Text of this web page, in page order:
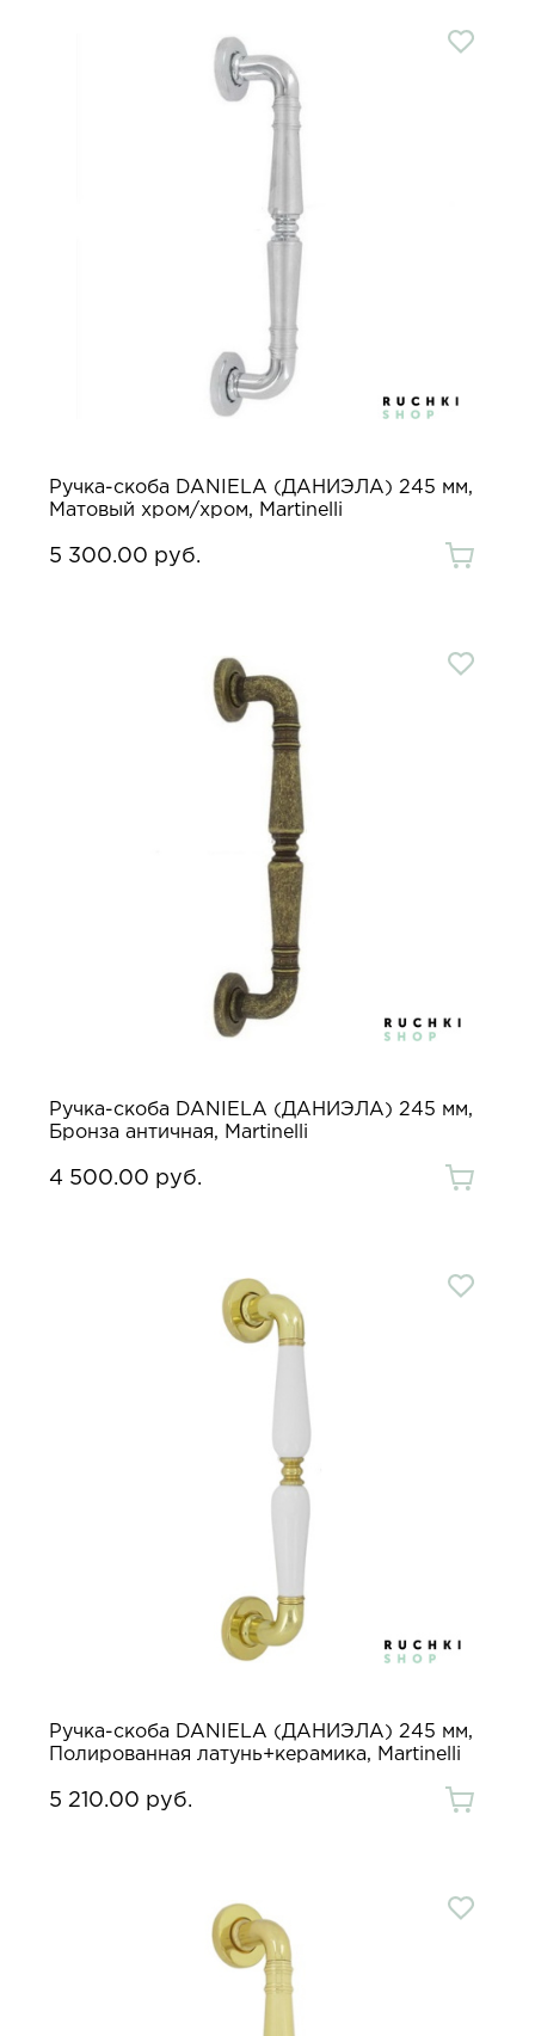
Ручка-скоба DANIELA (ДАНИЭЛА) 245 мм,
Матовый хром/хром, Martinelli
5 300.00 руб.
Ручка-скоба DANIELA (ДАНИЭЛА) 245 мм,
Бронза античная, Martinelli
4 500.00 руб.
Ручка-скоба DANIELA (ДАНИЭЛА) 245 мм,
Полированная латунь+керамика, Martinelli
5 210.00 руб.